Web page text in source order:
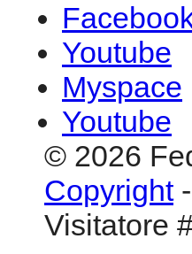
Youtube
Myspace
Youtube
© 2026
Copyright-
Visitatore